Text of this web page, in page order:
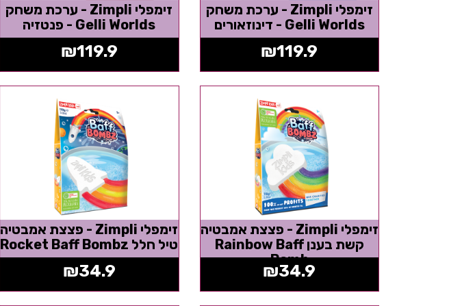
זימפלי Zimpli - ערכת משחק
Gelli Worlds - דינוזאורים
₪119.9
זימפלי Zimpli - ערכת משחק
Gelli Worlds - פנטזיה
₪119.9
זימפלי Zimpli - פצצת אמבטיה
קשת בענן Rainbow Baff
Bomb
₪34.9
זימפלי Zimpli - פצצת אמבטיה
טיל חלל Rocket Baff Bombz
₪34.9